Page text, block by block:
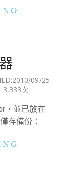
2010/09/25
3,333次
，並已放在
存備份：